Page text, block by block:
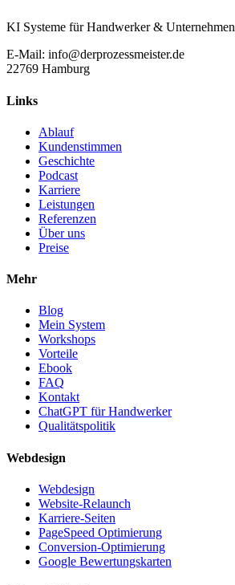
KI Systeme für Handwerker & Unternehmen
E-Mail: info@derprozessmeister.de
22769 Hamburg
Links
Ablauf
Kundenstimmen
Geschichte
Podcast
Karriere
Leistungen
Referenzen
Über uns
Preise
Mehr
Blog
Mein System
Workshops
Vorteile
Ebook
FAQ
Kontakt
ChatGPT für Handwerker
Qualitätspolitik
Webdesign
Webdesign
Website-Relaunch
Karriere-Seiten
PageSpeed Optimierung
Conversion-Optimierung
Google Bewertungskarten